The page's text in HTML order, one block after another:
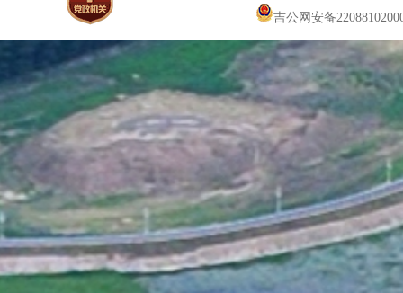
吉公网安备